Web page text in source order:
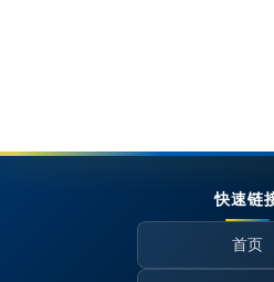
快速链
首页